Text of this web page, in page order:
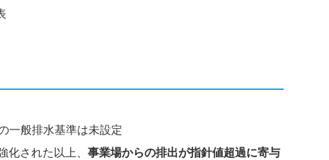
一般排水基準は未設定
された以上、 事業場からの排出が指針値超過に寄与